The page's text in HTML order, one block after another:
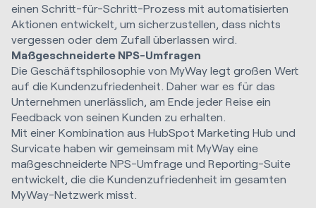
einen Schritt-für-Schritt-Prozess mit automatisierten
Aktionen entwickelt, um sicherzustellen, dass nichts
vergessen oder dem Zufall überlassen wird.
Maßgeschneiderte NPS-Umfragen
Die Geschäftsphilosophie von MyWay legt großen Wert
auf die Kundenzufriedenheit. Daher war es für das
Unternehmen unerlässlich, am Ende jeder Reise ein
Feedback von seinen Kunden zu erhalten.
Mit einer Kombination aus HubSpot Marketing Hub und
Survicate haben wir gemeinsam mit MyWay eine
maßgeschneiderte NPS-Umfrage und Reporting-Suite
entwickelt, die die Kundenzufriedenheit im gesamten
MyWay-Netzwerk misst.